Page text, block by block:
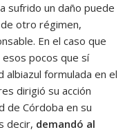
sufrido un daño puede
otro régimen,
En el caso que
pocos que sí
albiazul formulada en el
dirigió su acción
de Córdoba en su
decir, demandó al